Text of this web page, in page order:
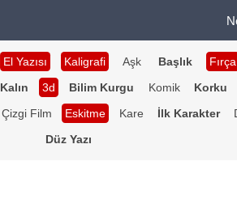
El Yazısı Kaligrafi Aşk Başlık Fırça
Kalın 3d Bilim Kurgu Komik Korku
Çizgi Film Eskitme Kare İlk Karakter
Düz Yazı